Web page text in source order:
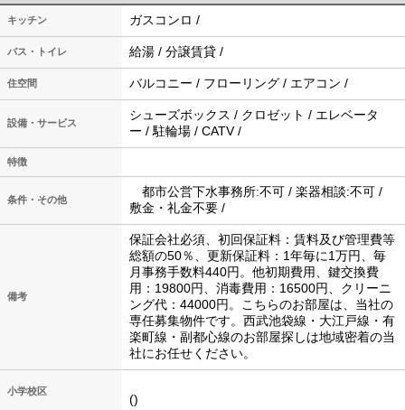
キッチン ガスコンロ /
バス・トイレ 給湯 / 分譲賃貸 /
住空間 バルコニー / フローリング / エアコン /
設備・サービス
シューズボックス / クロゼット / エレベータ
ー / 駐輪場 / CATV /
特徴
条件・その他
都市公営下水事務所:不可 / 楽器相談:不可 /
敷金・礼金不要 /
備考
保証会社必須、初回保証料：賃料及び管理費等
総額の50％、更新保証料：1年毎に1万円、毎
月事務手数料440円。他初期費用、鍵交換費
用：19800円、消毒費用：16500円、クリーニ
ング代：44000円。こちらのお部屋は、当社の
専任募集物件です。西武池袋線・大江戸線・有
楽町線・副都心線のお部屋探しは地域密着の当
社にお任せください。
小学校区
()